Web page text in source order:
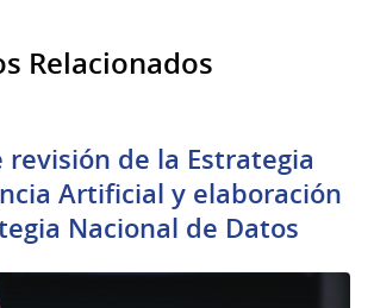
Relacionados
revisión de la Estrategia
Artificial y elaboración
Nacional de Datos